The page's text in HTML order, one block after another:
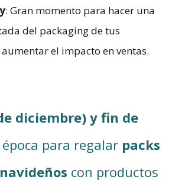
: Gran momento para hacer una
del packaging de tus
el impacto en ventas.
diciembre) y fin de
para regalar packs
con productos